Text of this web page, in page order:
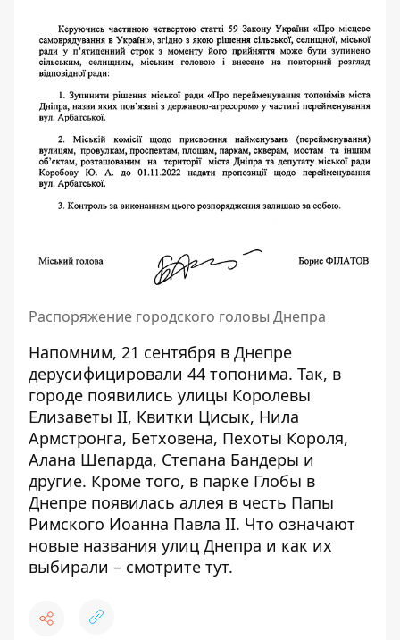
Распоряжение городского головы Днепра
Напомним, 21 сентября в Днепре
дерусифицировали 44 топонима. Так, в
городе появились улицы Королевы
Елизаветы II, Квитки Цисык, Нила
Армстронга, Бетховена, Пехоты Короля,
Алана Шепарда, Степана Бандеры и
другие. Кроме того, в парке Глобы в
Днепре появилась аллея в честь Папы
Римского Иоанна Павла II. Что означают
новые названия улиц Днепра и как их
выбирали – смотрите тут.